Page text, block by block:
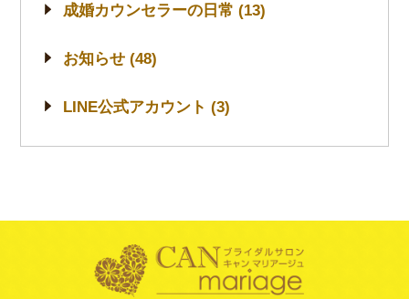
成婚カウンセラーの日常 (13)
お知らせ (48)
LINE公式アカウント (3)